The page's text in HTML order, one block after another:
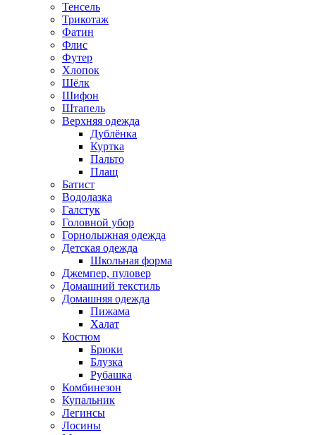
Тенсель
Трикотаж
Фатин
Флис
Футер
Хлопок
Шёлк
Шифон
Штапель
Верхняя одежда
Дублёнка
Куртка
Пальто
Плащ
Батист
Водолазка
Галстук
Головной убор
Горнолыжная одежда
Детская одежда
Школьная форма
Джемпер, пуловер
Домашний текстиль
Домашняя одежда
Пижама
Халат
Костюм
Брюки
Блузка
Рубашка
Комбинезон
Купальник
Легинсы
Лосины